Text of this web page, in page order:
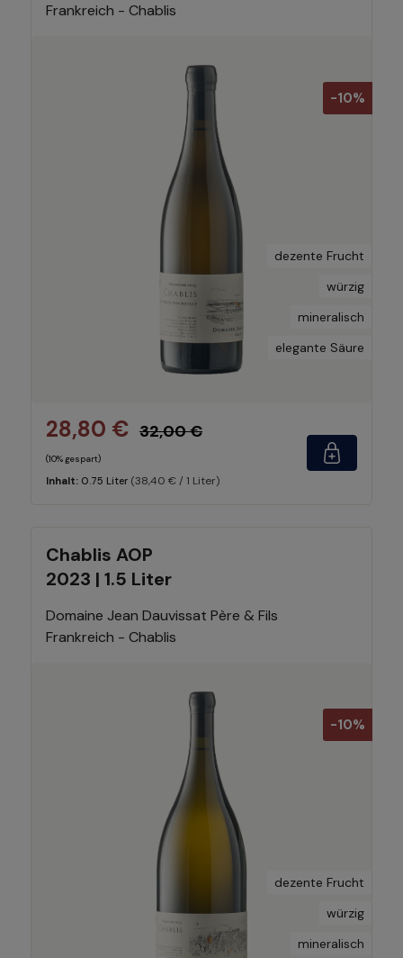
Frankreich - Chablis
-10%
dezente Frucht
würzig
mineralisch
elegante Säure
28,80 € 32,00 €
(10% gespart)
Inhalt: 0.75 Liter (38,40 € / 1 Liter)
Chablis AOP
2023 | 1.5 Liter
Domaine Jean Dauvissat Père & Fils
Frankreich - Chablis
-10%
dezente Frucht
würzig
mineralisch